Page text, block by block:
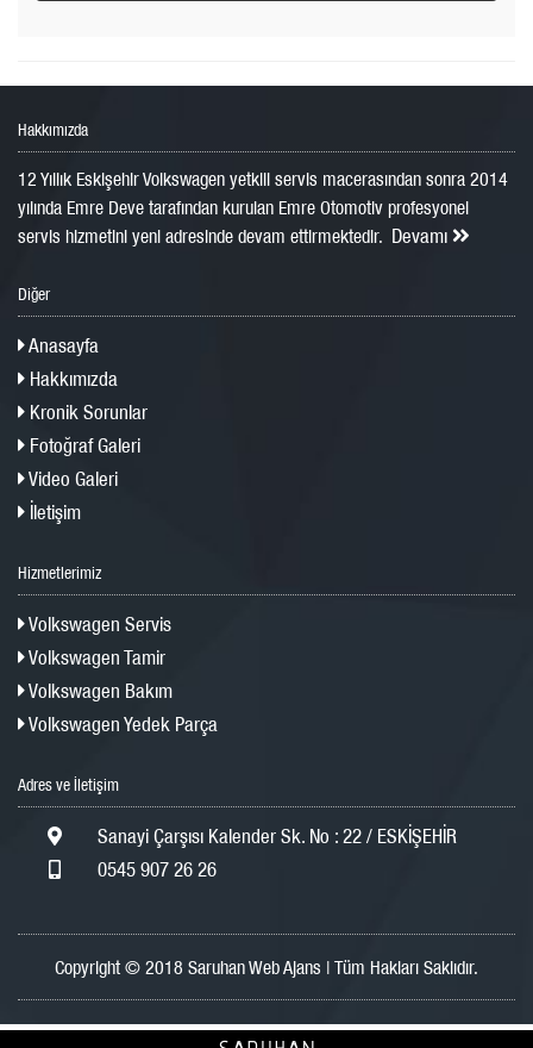
Hakkımızda
12 Yıllık Eskişehir Volkswagen yetkili servis macerasından sonra 2014
yılında Emre Deve tarafından kurulan Emre Otomotiv profesyonel
servis hizmetini yeni adresinde devam ettirmektedir. Devamı
Diğer
Anasayfa
Hakkımızda
Kronik Sorunlar
Fotoğraf Galeri
Video Galeri
İletişim
Hizmetlerimiz
Volkswagen Servis
Volkswagen Tamir
Volkswagen Bakım
Volkswagen Yedek Parça
Adres ve İletişim
Sanayi Çarşısı Kalender Sk. No : 22 / ESKİŞEHİR
0545 907 26 26
Copyright © 2018 Saruhan Web Ajans | Tüm Hakları Saklıdır.